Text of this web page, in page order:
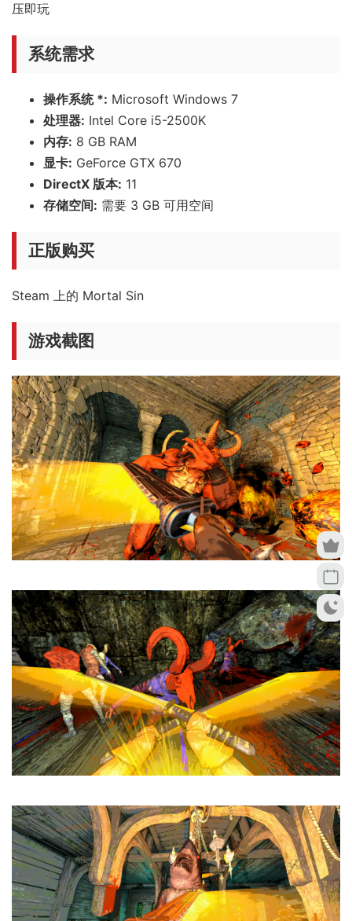
压即玩
系统需求
操作系统 *: Microsoft Windows 7
处理器: Intel Core i5-2500K
内存: 8 GB RAM
显卡: GeForce GTX 670
DirectX 版本: 11
存储空间: 需要 3 GB 可用空间
正版购买
Steam 上的 Mortal Sin
游戏截图